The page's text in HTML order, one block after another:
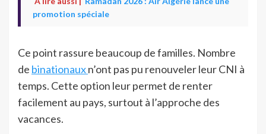
promotion spéciale
Ce point rassure beaucoup de familles. Nombre
de binationauxn’ont pas pu renouveler leur CNI à
temps. Cette option leur permet de renter
facilement au pays, surtout à l’approche des
vacances.